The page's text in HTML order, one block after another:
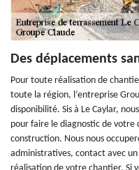
Des déplacements
Pour toute réalisation de
toute la région, l’entreprise
disponibilité. Sis à Le Caylar,
pour faire le diagnostic de
construction. Nous nous
administratives, contact avec